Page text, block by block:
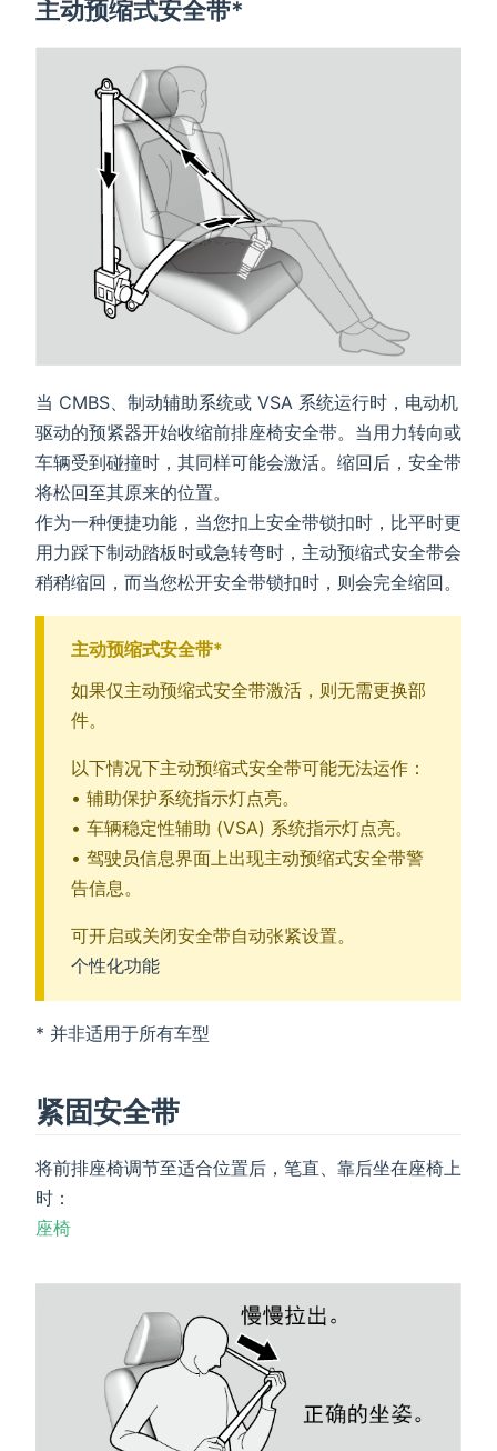
主动预缩式安全带*
当 CMBS、制动辅助系统或 VSA 系统运行时，电动机
驱动的预紧器开始收缩前排座椅安全带。当用力转向或
车辆受到碰撞时，其同样可能会激活。缩回后，安全带
将松回至其原来的位置。
作为一种便捷功能，当您扣上安全带锁扣时，比平时更
用力踩下制动踏板时或急转弯时，主动预缩式安全带会
稍稍缩回，而当您松开安全带锁扣时，则会完全缩回。
主动预缩式安全带*
如果仅主动预缩式安全带激活，则无需更换部
件。
以下情况下主动预缩式安全带可能无法运作：
• 辅助保护系统指示灯点亮。
• 车辆稳定性辅助 (VSA) 系统指示灯点亮。
• 驾驶员信息界面上出现主动预缩式安全带警
告信息。
可开启或关闭安全带自动张紧设置。
个性化功能
* 并非适用于所有车型
紧固安全带
将前排座椅调节至适合位置后，笔直、靠后坐在座椅上
时：
座椅